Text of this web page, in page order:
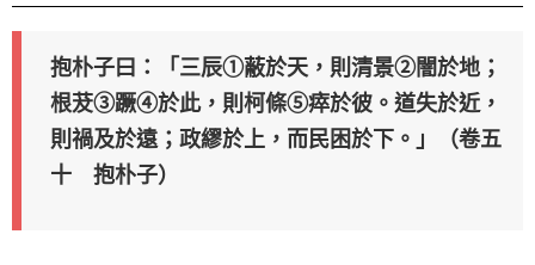
抱朴子曰：「三辰①蔽於天，則清景②闇於地；
根茇③蹶④於此，則柯條⑤瘁於彼。道失於近，
則禍及於遠；政繆於上，而民困於下。」（卷五
十 抱朴子）